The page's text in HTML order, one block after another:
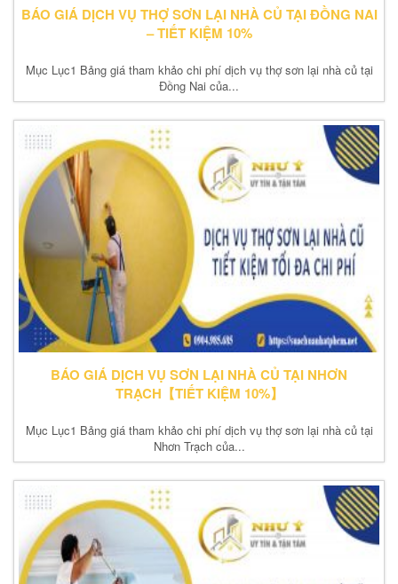
BÁO GIÁ DỊCH VỤ THỢ SƠN LẠI NHÀ CỦ TẠI ĐỒNG NAI
– TIẾT KIỆM 10%
Mục Lục1 Bảng giá tham khảo chi phí dịch vụ thợ sơn lại nhà củ tại
Đồng Nai của...
BÁO GIÁ DỊCH VỤ SƠN LẠI NHÀ CỦ TẠI NHƠN
TRẠCH【TIẾT KIỆM 10%】
Mục Lục1 Bảng giá tham khảo chi phí dịch vụ thợ sơn lại nhà củ tại
Nhơn Trạch của...